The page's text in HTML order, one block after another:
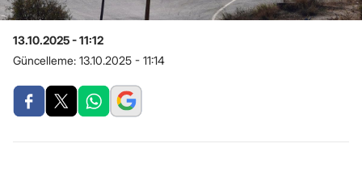
13.10.2025 - 11:12
Güncelleme: 13.10.2025 - 11:14